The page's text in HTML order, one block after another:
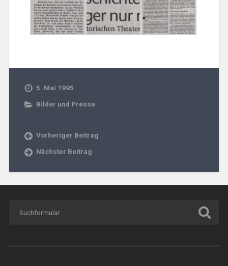
5. Mai 1995
Bilder und Presse
Vorheriger Beitrag
Nächster Beitrag